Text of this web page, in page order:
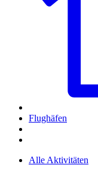
Flughäfen
Alle Aktivitäten